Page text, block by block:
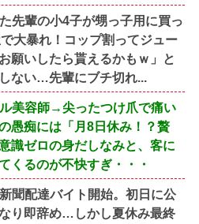
先輩の小4子が甥っ子用に買っ
大暴れ！コップ割ってジュー
願いしたら貰えるかもｗ」と
ない…先輩にブチ切れ...
美容師→尖ったつけ爪で痛い
愚痴には「月8日休み！？贅
識ゼロの身だしなみと、客に
くるのが不快すぎ・・・
聞配達バイト開始。初日に公
り即辞め…しかし夏休み最終